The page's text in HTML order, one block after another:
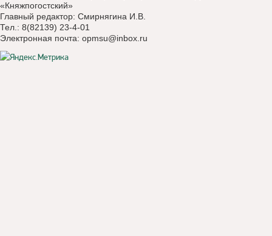
«Княжпогостский»
Главный редактор: Смирнягина И.В.
Тел.: 8(82139) 23-4-01
Электронная почта: opmsu@inbox.ru